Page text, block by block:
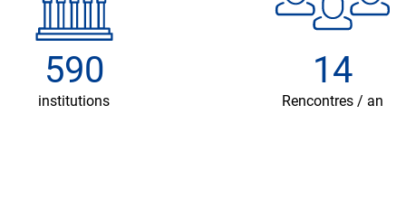
590
institutions
14
Rencontres / an